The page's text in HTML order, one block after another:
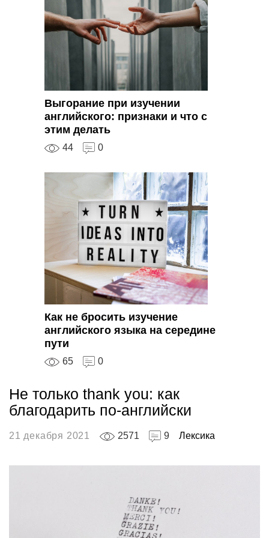
Выгорание при изучении
английского: признаки и что с
этим делать
44 0
Как не бросить изучение
английского языка на середине
пути
65 0
Не только thank you: как
благодарить по-английски
21 декабря 2021 2571 9 Лексика